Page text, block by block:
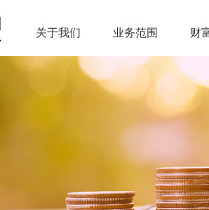
关于我们 业务范围 财